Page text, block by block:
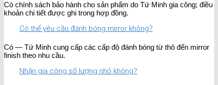
Có chính sách bảo hành cho sản phẩm do Tứ Minh gia công; điều
khoản chi tiết được ghi trong hợp đồng.
Có thể yêu cầu đánh bóng mirror không?
Có — Tứ Minh cung cấp các cấp độ đánh bóng từ thô đến mirror
finish theo nhu cầu.
Nhận gia công số lượng nhỏ không?